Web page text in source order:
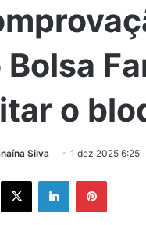
Bolsa
o
Silva 1 dez 2025 6:25
X LinkedinPinterest